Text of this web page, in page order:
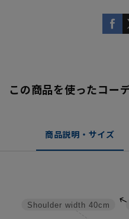
この商品を使ったコー
商品説明・サイズ
Shoulder width 40cm